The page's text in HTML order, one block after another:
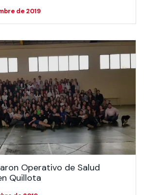
de 2019
Operativo de Salud
Quillota